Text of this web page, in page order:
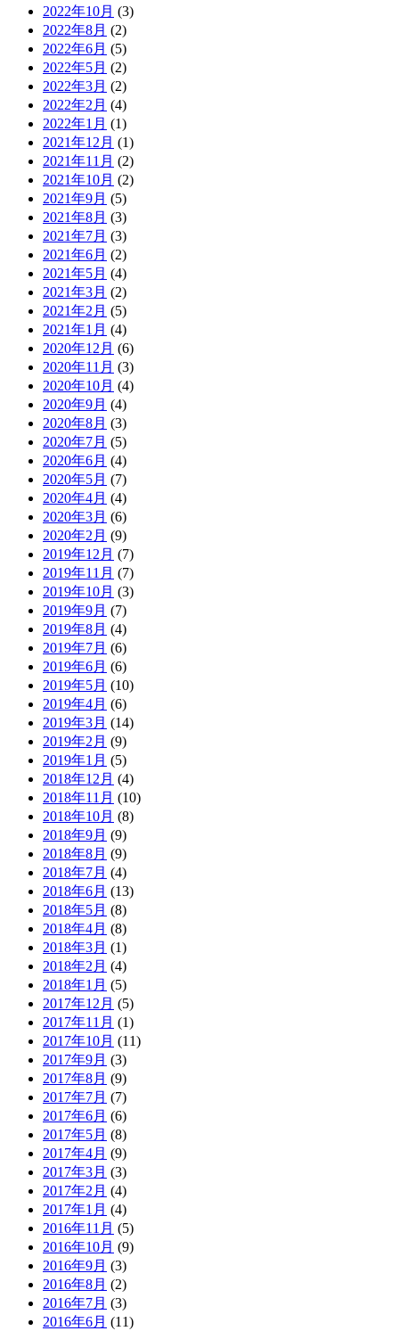
2022年10月 (3)
2022年8月 (2)
2022年6月 (5)
2022年5月 (2)
2022年3月 (2)
2022年2月 (4)
2022年1月 (1)
2021年12月 (1)
2021年11月 (2)
2021年10月 (2)
2021年9月 (5)
2021年8月 (3)
2021年7月 (3)
2021年6月 (2)
2021年5月 (4)
2021年3月 (2)
2021年2月 (5)
2021年1月 (4)
2020年12月 (6)
2020年11月 (3)
2020年10月 (4)
2020年9月 (4)
2020年8月 (3)
2020年7月 (5)
2020年6月 (4)
2020年5月 (7)
2020年4月 (4)
2020年3月 (6)
2020年2月 (9)
2019年12月 (7)
2019年11月 (7)
2019年10月 (3)
2019年9月 (7)
2019年8月 (4)
2019年7月 (6)
2019年6月 (6)
2019年5月 (10)
2019年4月 (6)
2019年3月 (14)
2019年2月 (9)
2019年1月 (5)
2018年12月 (4)
2018年11月 (10)
2018年10月 (8)
2018年9月 (9)
2018年8月 (9)
2018年7月 (4)
2018年6月 (13)
2018年5月 (8)
2018年4月 (8)
2018年3月 (1)
2018年2月 (4)
2018年1月 (5)
2017年12月 (5)
2017年11月 (1)
2017年10月 (11)
2017年9月 (3)
2017年8月 (9)
2017年7月 (7)
2017年6月 (6)
2017年5月 (8)
2017年4月 (9)
2017年3月 (3)
2017年2月 (4)
2017年1月 (4)
2016年11月 (5)
2016年10月 (9)
2016年9月 (3)
2016年8月 (2)
2016年7月 (3)
2016年6月 (11)